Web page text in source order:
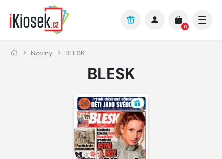
Přejít na hlavní obsah
0
Noviny BLESK
BLESK